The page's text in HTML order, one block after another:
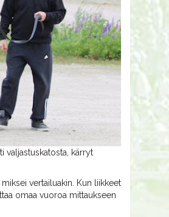
valjastuskatosta, kärryt
vertailuakin. Kun liikkeet
omaa vuoroa mittaukseen